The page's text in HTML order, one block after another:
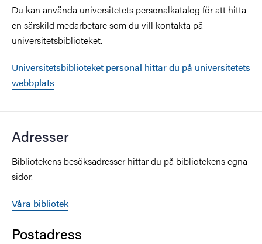
Du kan använda universitetets personalkatalog för att hitta
en särskild medarbetare som du vill kontakta på
universitetsbiblioteket.
Universitetsbiblioteket personal hittar du på universitetets
webbplats
Adresser
Bibliotekens besöksadresser hittar du på bibliotekens egna
sidor.
Våra bibliotek
Postadress